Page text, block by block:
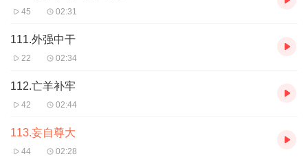
45 02:31
111.外强中干
22 02:34
112.亡羊补牢
42 02:44
113.妄自尊大
44 02:28